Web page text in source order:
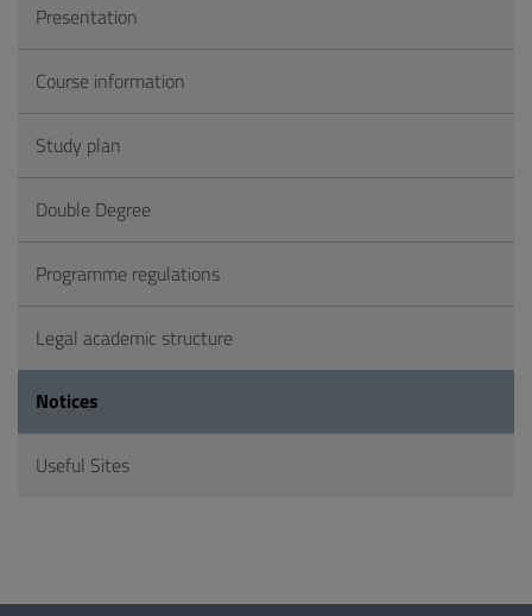
Presentation
Course information
Study plan
Double Degree
Programme regulations
Legal academic structure
Notices
Useful Sites